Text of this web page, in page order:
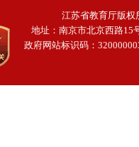
江苏省教育厅版权
地址：南京市北京西路15
政府网站标识码：